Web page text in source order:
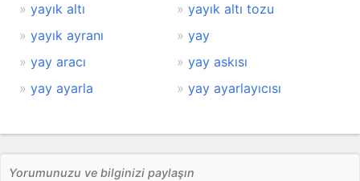
yayık altı
yayık altı tozu
yayık ayranı
yay
yay aracı
yay askısı
yay ayarla
yay ayarlayıcısı
Yorumunuzu ve bilginizi paylaşın